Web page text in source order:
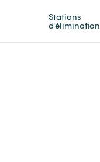
Stations
d'élimination